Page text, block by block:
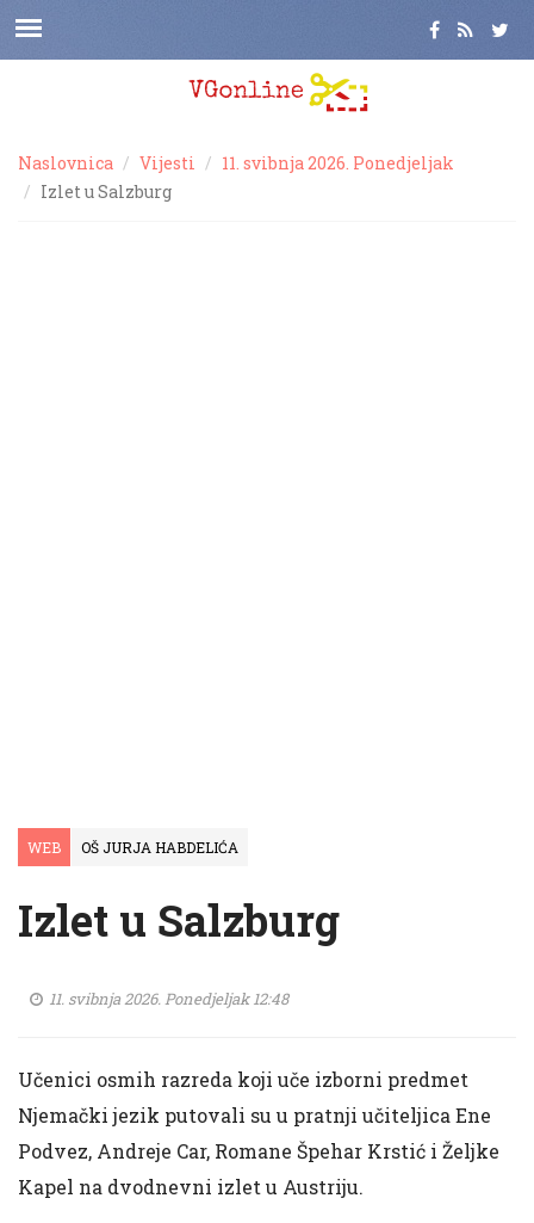
Naslovnica Vijesti
11. svibnja 2026. Ponedjeljak
Izlet u Salzburg
WEB OŠ JURJA HABDELIĆA
Izlet u Salzburg
11. svibnja 2026. Ponedjeljak 12:48
Učenici osmih razreda koji uče izborni predmet
Njemački jezik putovali su u pratnji učiteljica Ene
Podvez, Andreje Car, Romane Špehar Krstić i Željke
Kapel na dvodnevni izlet u Austriju.